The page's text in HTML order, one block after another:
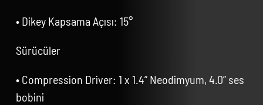
• Dikey Kapsama Açısı: 15°
Sürücüler
• Compression Driver: 1 x 1.4” Neodimyum, 4.0” ses
bobini